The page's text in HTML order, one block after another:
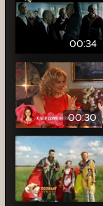
00:34
00:30